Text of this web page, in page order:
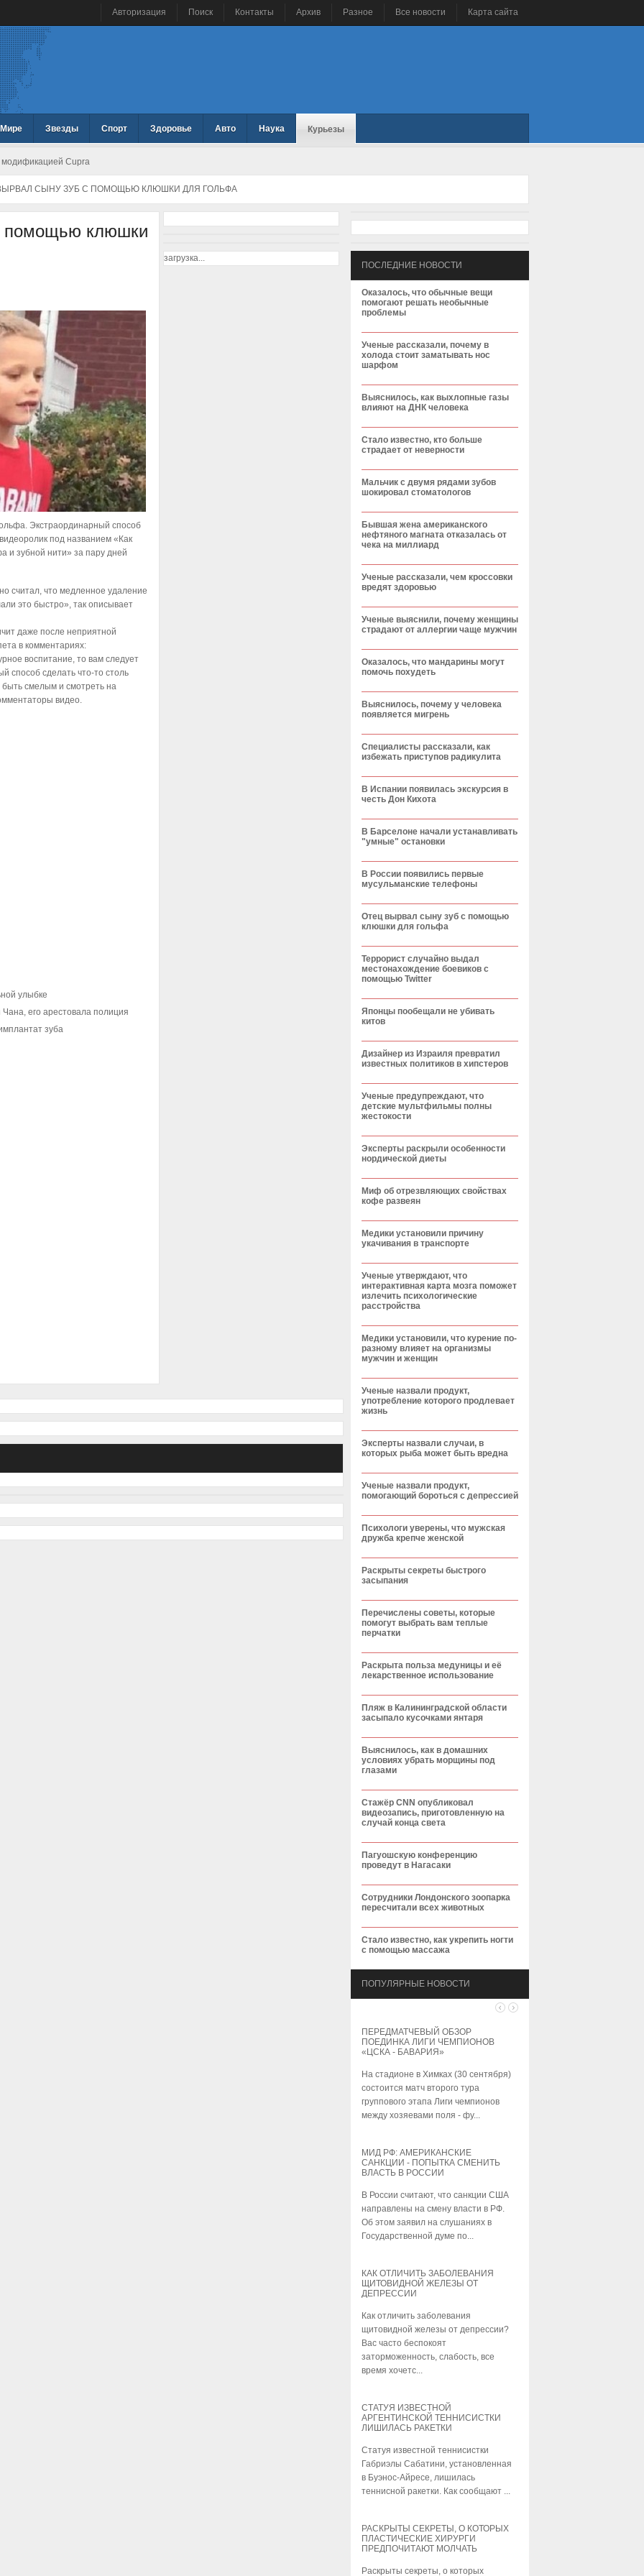
Авторизация Поиск Контакты Архив Разное Все новости Карта сайта
Звезды Спорт Здоровье Авто Наука Курьезы
Cupra
СЫНУ ЗУБ С ПОМОЩЬЮ КЛЮШКИ ДЛЯ ГОЛЬФА
помощью клюшки
Экстраординарный способ
под названием «Как
и зубной нити» за пару дней
считал, что медленное удаление
это быстро», так описывает
даже после неприятной
в комментариях:
воспитание, то вам следует
способ сделать что-то столь
быть смелым и смотреть на
видео.
улыбке
его арестовала полиция
зуба
загрузка...
ПОСЛЕДНИЕ НОВОСТИ
Оказалось, что обычные вещи
помогают решать необычные
проблемы
Ученые рассказали, почему в
холода стоит заматывать нос
шарфом
Выяснилось, как выхлопные газы
влияют на ДНК человека
Стало известно, кто больше
страдает от неверности
Мальчик с двумя рядами зубов
шокировал стоматологов
Бывшая жена американского
нефтяного магната отказалась от
чека на миллиард
Ученые рассказали, чем кроссовки
вредят здоровью
Ученые выяснили, почему женщины
страдают от аллергии чаще мужчин
Оказалось, что мандарины могут
помочь похудеть
Выяснилось, почему у человека
появляется мигрень
Специалисты рассказали, как
избежать приступов радикулита
В Испании появилась экскурсия в
честь Дон Кихота
В Барселоне начали устанавливать
"умные" остановки
В России появились первые
мусульманские телефоны
Отец вырвал сыну зуб с помощью
клюшки для гольфа
Террорист случайно выдал
местонахождение боевиков с
помощью Twitter
Японцы пообещали не убивать
китов
Дизайнер из Израиля превратил
известных политиков в хипстеров
Ученые предупреждают, что
детские мультфильмы полны
жестокости
Эксперты раскрыли особенности
нордической диеты
Миф об отрезвляющих свойствах
кофе развеян
Медики установили причину
укачивания в транспорте
Ученые утверждают, что
интерактивная карта мозга поможет
излечить психологические
расстройства
Медики установили, что курение по-
разному влияет на организмы
мужчин и женщин
Ученые назвали продукт,
употребление которого продлевает
жизнь
Эксперты назвали случаи, в
которых рыба может быть вредна
Ученые назвали продукт,
помогающий бороться с депрессией
Психологи уверены, что мужская
дружба крепче женской
Раскрыты секреты быстрого
засыпания
Перечислены советы, которые
помогут выбрать вам теплые
перчатки
Раскрыта польза медуницы и её
лекарственное использование
Пляж в Калининградской области
засыпало кусочками янтаря
Выяснилось, как в домашних
условиях убрать морщины под
глазами
Стажёр CNN опубликовал
видеозапись, приготовленную на
случай конца света
Пагуошскую конференцию
проведут в Нагасаки
Сотрудники Лондонского зоопарка
пересчитали всех животных
Стало известно, как укрепить ногти
с помощью массажа
ПОПУЛЯРНЫЕ НОВОСТИ
ПЕРЕДМАТЧЕВЫЙ ОБЗОР
ПОЕДИНКА ЛИГИ ЧЕМПИОНОВ
«ЦСКА - БАВАРИЯ»
На стадионе в Химках (30 сентября)
состоится матч второго тура
группового этапа Лиги чемпионов
между хозяевами поля - фу...
МИД РФ: АМЕРИКАНСКИЕ
САНКЦИИ - ПОПЫТКА СМЕНИТЬ
ВЛАСТЬ В РОССИИ
В России считают, что санкции США
направлены на смену власти в РФ.
Об этом заявил на слушаниях в
Государственной думе по...
КАК ОТЛИЧИТЬ ЗАБОЛЕВАНИЯ
ЩИТОВИДНОЙ ЖЕЛЕЗЫ ОТ
ДЕПРЕССИИ
Как отличить заболевания
щитовидной железы от депрессии?
Вас часто беспокоят
заторможенность, слабость, все
время хочетс...
СТАТУЯ ИЗВЕСТНОЙ
АРГЕНТИНСКОЙ ТЕННИСИСТКИ
ЛИШИЛАСЬ РАКЕТКИ
Статуя известной теннисистки
Габриэлы Сабатини, установленная
в Буэнос-Айресе, лишилась
теннисной ракетки. Как сообщают ...
РАСКРЫТЫ СЕКРЕТЫ, О КОТОРЫХ
ПЛАСТИЧЕСКИЕ ХИРУРГИ
ПРЕДПОЧИТАЮТ МОЛЧАТЬ
Раскрыты секреты, о которых